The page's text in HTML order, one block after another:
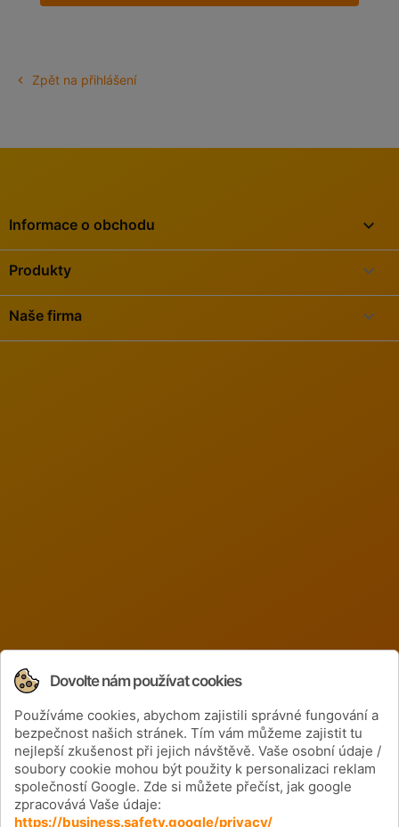
 Zpět na přihlášení
Informace o obchodu keyboard_arrow_down
Produkty 
Naše firma 
Získejte informace o cenách a nových
produktech
Dovolte nám používat cookies
Používáme cookies, abychom zajistili správné fungování a
bezpečnost našich stránek. Tím vám můžeme zajistit tu
nejlepší zkušenost při jejich návštěvě. Vaše osobní údaje /
soubory cookie mohou být použity k personalizaci reklam
společností Google. Zde si můžete přečíst, jak google
zpracovává Vaše údaje:
https://business.safety.google/privacy/